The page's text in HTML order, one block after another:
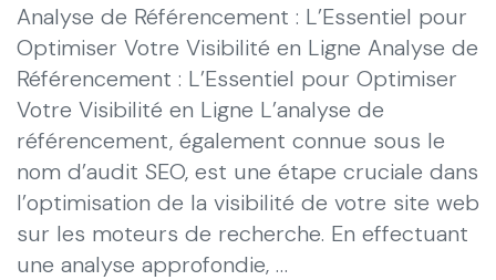
Analyse de Référencement : L’Essentiel pour
Optimiser Votre Visibilité en Ligne Analyse de
Référencement : L’Essentiel pour Optimiser
Votre Visibilité en Ligne L’analyse de
référencement, également connue sous le
nom d’audit SEO, est une étape cruciale dans
l’optimisation de la visibilité de votre site web
sur les moteurs de recherche. En effectuant
une analyse approfondie, …